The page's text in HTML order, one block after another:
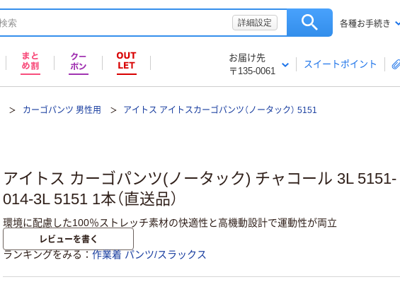
詳細設定 各種お手続き
お届け先
〒135-0061
スイートポイント
カーゴパンツ 男性用 アイトス アイトスカーゴパンツ（ノータック） 5151
アイトス カーゴパンツ(ノータック) チャコール 3L 5151-
014-3L 5151 1本（直送品）
環境に配慮した100％ストレッチ素材の快適性と高機動設計で運動性が両立
レビューを書く
ランキングをみる 作業着 パンツ/スラックス